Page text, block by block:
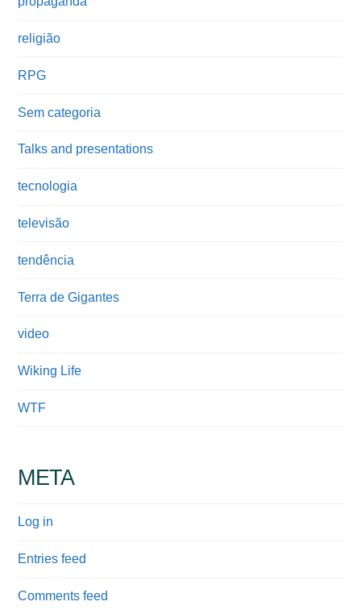
religião
RPG
Sem categoria
Talks and presentations
tecnologia
televisão
tendência
Terra de Gigantes
video
Wiking Life
WTF
META
Log in
Entries feed
Comments feed